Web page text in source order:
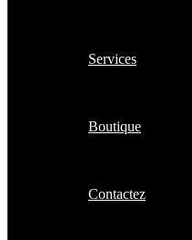
Services
Boutique
Contactez